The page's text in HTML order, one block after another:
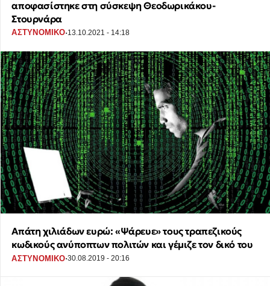
αποφασίστηκε στη σύσκεψη Θεοδωρικάκου-
Στουρνάρα
ΑΣΤΥΝΟΜΙΚΟ·13.10.2021 - 14:18
Απάτη χιλιάδων ευρώ: «Ψάρευε» τους τραπεζικούς
κωδικούς ανύποπτων πολιτών και γέμιζε τον δικό του
ΑΣΤΥΝΟΜΙΚΟ·30.08.2019 - 20:16